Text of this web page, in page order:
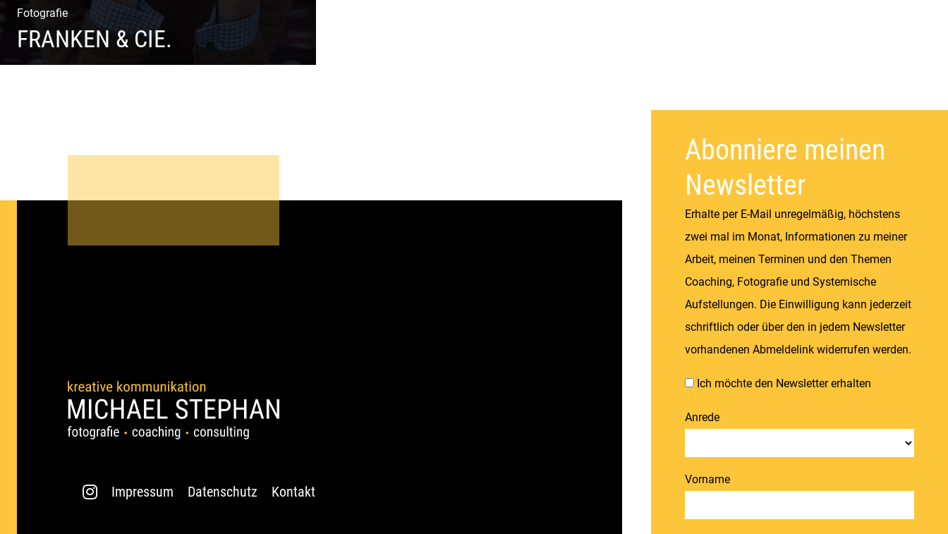
Fotografie
FRANKEN & CIE.
Abonniere meinen
Newsletter
Erhalte per E-Mail unregelmäßig, höchstens
zwei mal im Monat, Informationen zu meiner
Arbeit, meinen Terminen und den Themen
Coaching, Fotografie und Systemische
Aufstellungen. Die Einwilligung kann jederzeit
schriftlich oder über den in jedem Newsletter
vorhandenen Abmeldelink widerrufen werden.
Ich möchte den Newsletter erhalten
Anrede
Vorname
Impressum Datenschutz Kontakt